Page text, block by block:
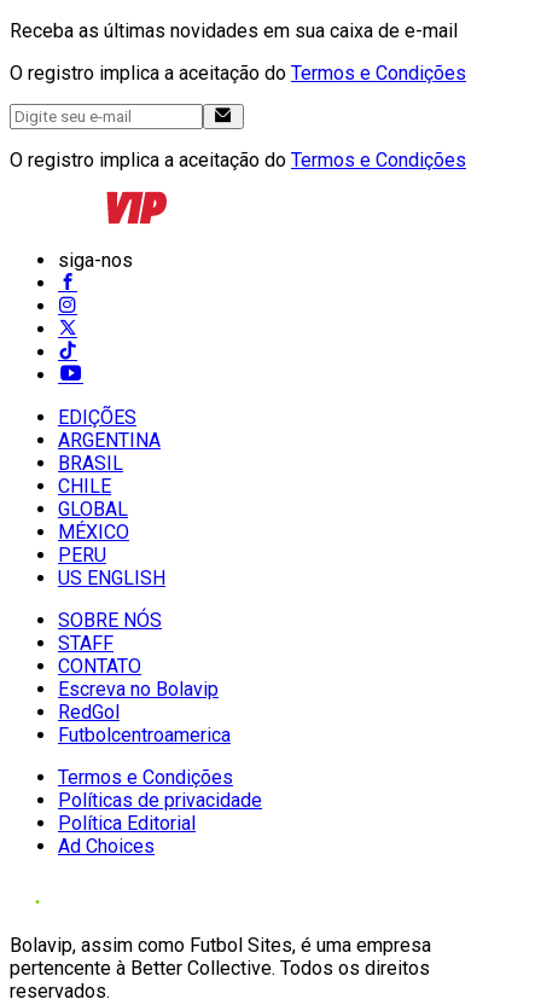
Receba as últimas novidades em sua caixa de e-mail
O registro implica a aceitação do Termos e Condições
O registro implica a aceitação do Termos e Condições
siga-nos
EDIÇÕES
ARGENTINA
BRASIL
CHILE
GLOBAL
MÉXICO
PERU
US ENGLISH
SOBRE NÓS
STAFF
CONTATO
Escreva no Bolavip
RedGol
Futbolcentroamerica
Termos e Condições
Políticas de privacidade
Política Editorial
Ad Choices
Bolavip, assim como Futbol Sites, é uma empresa
pertencente à Better Collective. Todos os direitos
reservados.